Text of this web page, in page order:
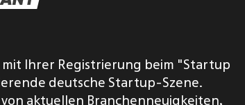
mit Ihrer Registrierung beim "Startup
deutsche Startup-Szene.
aktuellen Branchenneuigkeiten,